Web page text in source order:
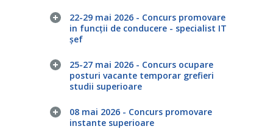
22-29 mai 2026 - Concurs promovare
in funcții de conducere - specialist IT
șef
25-27 mai 2026 - Concurs ocupare
posturi vacante temporar grefieri
studii superioare
08 mai 2026 - Concurs promovare
instante superioare